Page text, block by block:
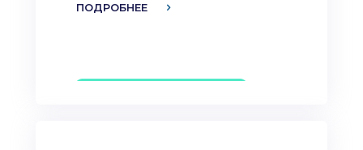
ПОДРОБНЕЕ